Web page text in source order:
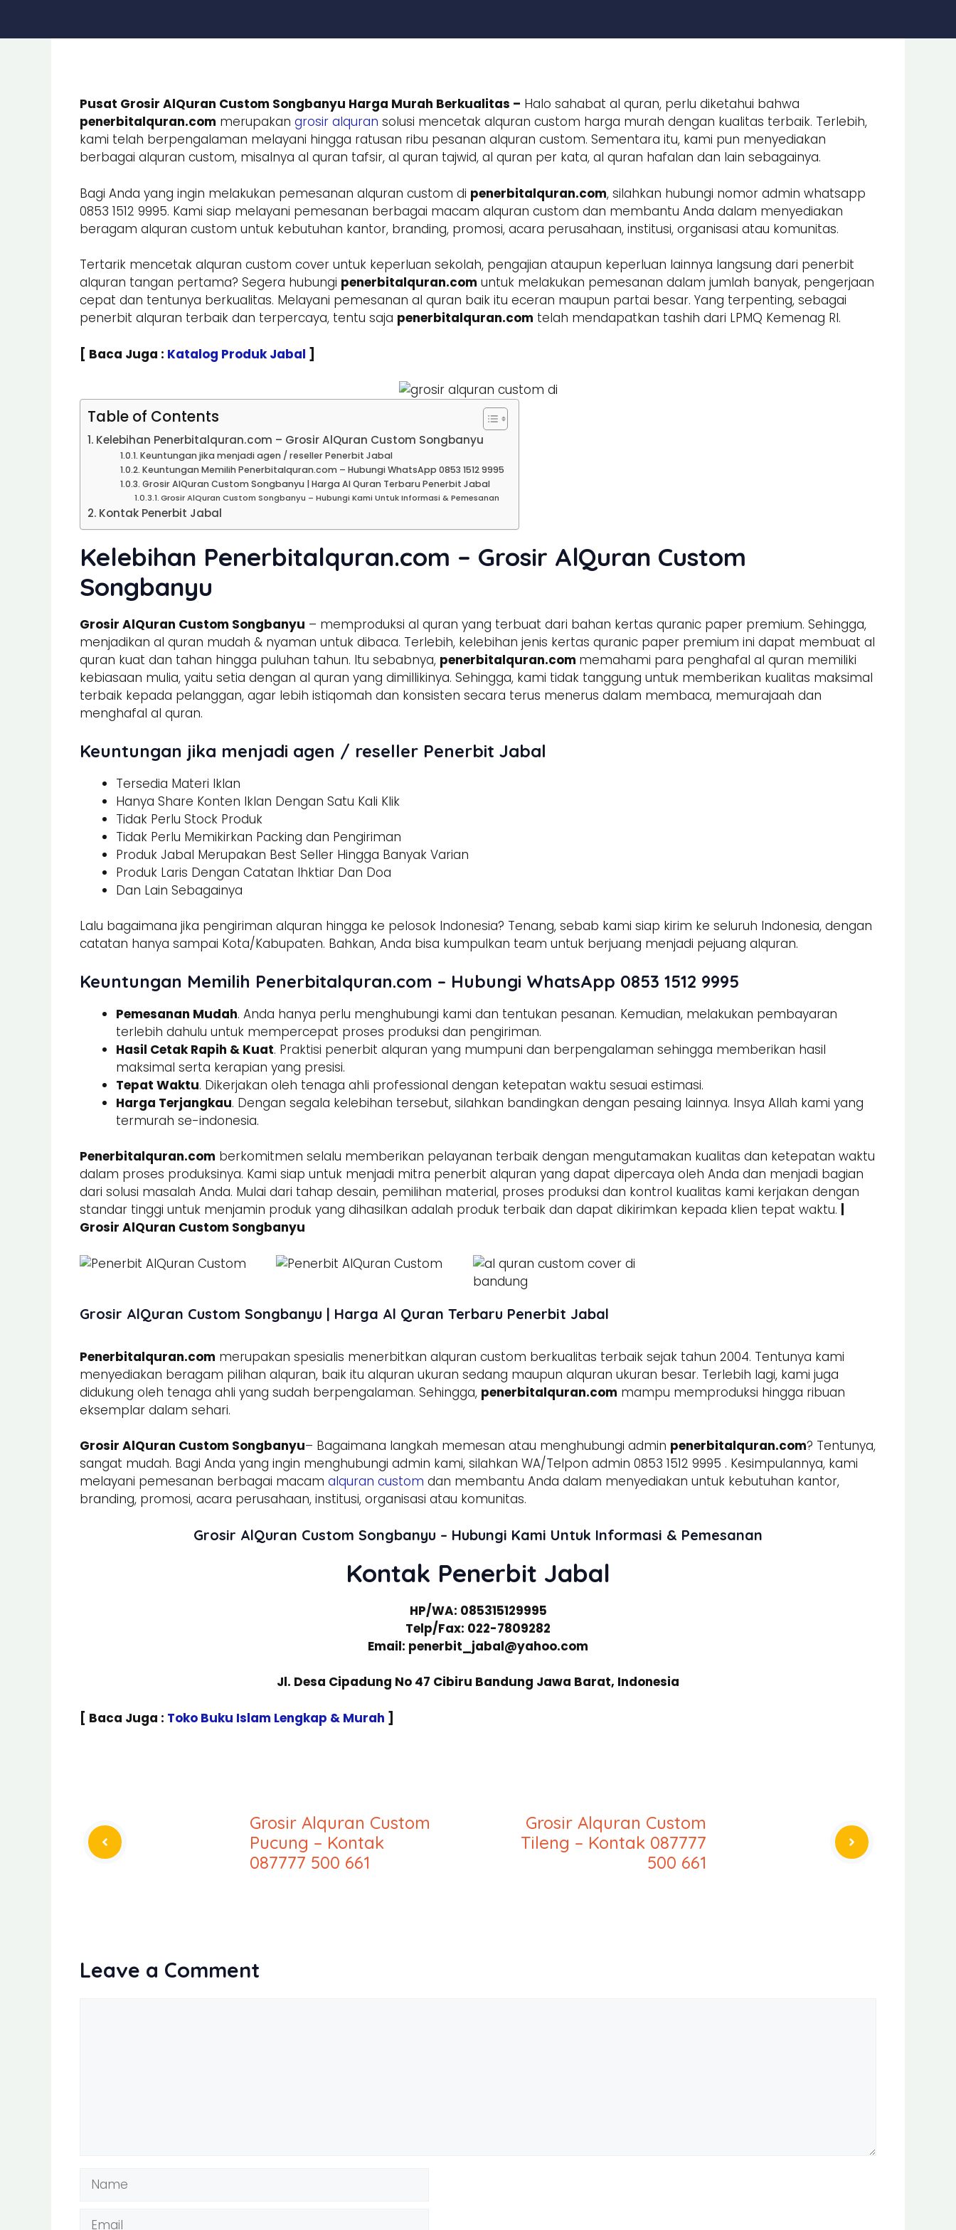
Pusat Grosir AlQuran Custom Songbanyu Harga Murah Berkualitas – Halo sahabat al quran, perlu diketahui bahwa
penerbitalquran.com merupakan grosir alquran solusi mencetak alquran custom harga murah dengan kualitas terbaik. Terlebih,
kami telah berpengalaman melayani hingga ratusan ribu pesanan alquran custom. Sementara itu, kami pun menyediakan
berbagai alquran custom, misalnya al quran tafsir, al quran tajwid, al quran per kata, al quran hafalan dan lain sebagainya.
Bagi Anda yang ingin melakukan pemesanan alquran custom di penerbitalquran.com, silahkan hubungi nomor admin whatsapp
0853 1512 9995. Kami siap melayani pemesanan berbagai macam alquran custom dan membantu Anda dalam menyediakan
beragam alquran custom untuk kebutuhan kantor, branding, promosi, acara perusahaan, institusi, organisasi atau komunitas.
Tertarik mencetak alquran custom cover untuk keperluan sekolah, pengajian ataupun keperluan lainnya langsung dari penerbit
alquran tangan pertama? Segera hubungi penerbitalquran.com untuk melakukan pemesanan dalam jumlah banyak, pengerjaan
cepat dan tentunya berkualitas. Melayani pemesanan al quran baik itu eceran maupun partai besar. Yang terpenting, sebagai
penerbit alquran terbaik dan terpercaya, tentu saja penerbitalquran.com telah mendapatkan tashih dari LPMQ Kemenag RI.
[ Baca Juga : Katalog Produk Jabal ]
Table of Contents
Kelebihan Penerbitalquran.com – Grosir AlQuran Custom Songbanyu
Keuntungan jika menjadi agen / reseller Penerbit Jabal
Keuntungan Memilih Penerbitalquran.com – Hubungi WhatsApp 0853 1512 9995
Grosir AlQuran Custom Songbanyu | Harga Al Quran Terbaru Penerbit Jabal
Grosir AlQuran Custom Songbanyu – Hubungi Kami Untuk Informasi & Pemesanan
Kontak Penerbit Jabal
Kelebihan Penerbitalquran.com – Grosir AlQuran Custom
Songbanyu
Grosir AlQuran Custom Songbanyu – memproduksi al quran yang terbuat dari bahan kertas quranic paper premium. Sehingga,
menjadikan al quran mudah & nyaman untuk dibaca. Terlebih, kelebihan jenis kertas quranic paper premium ini dapat membuat al
quran kuat dan tahan hingga puluhan tahun. Itu sebabnya, penerbitalquran.com memahami para penghafal al quran memiliki
kebiasaan mulia, yaitu setia dengan al quran yang dimillikinya. Sehingga, kami tidak tanggung untuk memberikan kualitas maksimal
terbaik kepada pelanggan, agar lebih istiqomah dan konsisten secara terus menerus dalam membaca, memurajaah dan
menghafal al quran.
Keuntungan jika menjadi agen / reseller Penerbit Jabal
Tersedia Materi Iklan
Hanya Share Konten Iklan Dengan Satu Kali Klik
Tidak Perlu Stock Produk
Tidak Perlu Memikirkan Packing dan Pengiriman
Produk Jabal Merupakan Best Seller Hingga Banyak Varian
Produk Laris Dengan Catatan Ihktiar Dan Doa
Dan Lain Sebagainya
Lalu bagaimana jika pengiriman alquran hingga ke pelosok Indonesia? Tenang, sebab kami siap kirim ke seluruh Indonesia, dengan
catatan hanya sampai Kota/Kabupaten. Bahkan, Anda bisa kumpulkan team untuk berjuang menjadi pejuang alquran.
Keuntungan Memilih Penerbitalquran.com – Hubungi WhatsApp 0853 1512 9995
Pemesanan Mudah. Anda hanya perlu menghubungi kami dan tentukan pesanan. Kemudian, melakukan pembayaran
terlebih dahulu untuk mempercepat proses produksi dan pengiriman.
Hasil Cetak Rapih & Kuat. Praktisi penerbit alquran yang mumpuni dan berpengalaman sehingga memberikan hasil
maksimal serta kerapian yang presisi.
Tepat Waktu. Dikerjakan oleh tenaga ahli professional dengan ketepatan waktu sesuai estimasi.
Harga Terjangkau. Dengan segala kelebihan tersebut, silahkan bandingkan dengan pesaing lainnya. Insya Allah kami yang
termurah se-indonesia.
Penerbitalquran.com berkomitmen selalu memberikan pelayanan terbaik dengan mengutamakan kualitas dan ketepatan waktu
dalam proses produksinya. Kami siap untuk menjadi mitra penerbit alquran yang dapat dipercaya oleh Anda dan menjadi bagian
dari solusi masalah Anda. Mulai dari tahap desain, pemilihan material, proses produksi dan kontrol kualitas kami kerjakan dengan
standar tinggi untuk menjamin produk yang dihasilkan adalah produk terbaik dan dapat dikirimkan kepada klien tepat waktu.
Grosir AlQuran Custom Songbanyu
Grosir AlQuran Custom Songbanyu | Harga Al Quran Terbaru Penerbit Jabal
Penerbitalquran.com merupakan spesialis menerbitkan alquran custom berkualitas terbaik sejak tahun 2004. Tentunya kami
menyediakan beragam pilihan alquran, baik itu alquran ukuran sedang maupun alquran ukuran besar. Terlebih lagi, kami juga
didukung oleh tenaga ahli yang sudah berpengalaman. Sehingga, penerbitalquran.com mampu memproduksi hingga ribuan
eksemplar dalam sehari.
Grosir AlQuran Custom Songbanyu– Bagaimana langkah memesan atau menghubungi admin penerbitalquran.com? Tentunya,
sangat mudah. Bagi Anda yang ingin menghubungi admin kami, silahkan WA/Telpon admin 0853 1512 9995 . Kesimpulannya, kami
melayani pemesanan berbagai macam alquran custom dan membantu Anda dalam menyediakan untuk kebutuhan kantor,
branding, promosi, acara perusahaan, institusi, organisasi atau komunitas.
Grosir AlQuran Custom Songbanyu – Hubungi Kami Untuk Informasi & Pemesanan
Kontak Penerbit Jabal
HP/WA: 085315129995
Telp/Fax: 022-7809282
Email: penerbit_jabal@yahoo.com
Jl. Desa Cipadung No 47 Cibiru Bandung Jawa Barat, Indonesia
[ Baca Juga : Toko Buku Islam Lengkap & Murah ]
Grosir Alquran Custom
Pucung – Kontak
087777 500 661
Grosir Alquran Custom
Tileng – Kontak 087777
500 661
Leave a Comment
Name
Email